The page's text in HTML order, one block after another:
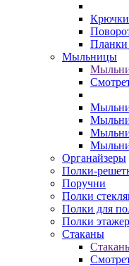
Крючки
Планки
Мыльницы
Органайзеры
Полки-
Поручни
Полки
Полки для
Полки
Стаканы